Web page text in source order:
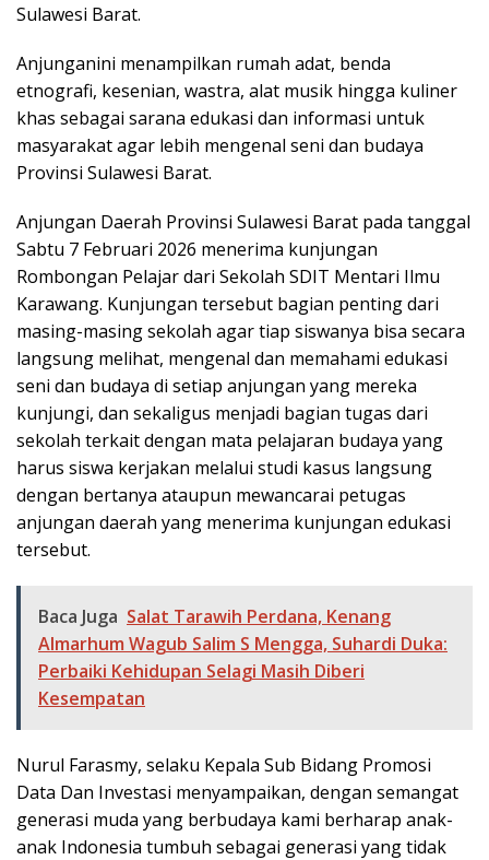
Sulawesi Barat.
Anjunganini menampilkan rumah adat, benda
etnografi, kesenian, wastra, alat musik hingga kuliner
khas sebagai sarana edukasi dan informasi untuk
masyarakat agar lebih mengenal seni dan budaya
Provinsi Sulawesi Barat.
Anjungan Daerah Provinsi Sulawesi Barat pada tanggal
Sabtu 7 Februari 2026 menerima kunjungan
Rombongan Pelajar dari Sekolah SDIT Mentari Ilmu
Karawang. Kunjungan tersebut bagian penting dari
masing-masing sekolah agar tiap siswanya bisa secara
langsung melihat, mengenal dan memahami edukasi
seni dan budaya di setiap anjungan yang mereka
kunjungi, dan sekaligus menjadi bagian tugas dari
sekolah terkait dengan mata pelajaran budaya yang
harus siswa kerjakan melalui studi kasus langsung
dengan bertanya ataupun mewancarai petugas
anjungan daerah yang menerima kunjungan edukasi
tersebut.
Baca Juga Salat Tarawih Perdana, Kenang
Almarhum Wagub Salim S Mengga, Suhardi Duka:
Perbaiki Kehidupan Selagi Masih Diberi
Kesempatan
Nurul Farasmy, selaku Kepala Sub Bidang Promosi
Data Dan Investasi menyampaikan, dengan semangat
generasi muda yang berbudaya kami berharap anak-
anak Indonesia tumbuh sebagai generasi yang tidak